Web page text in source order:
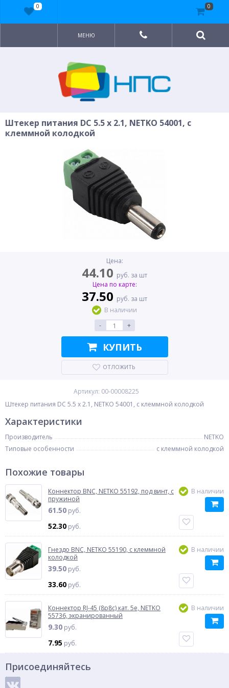
МЕНЮ
Штекер питания DC 5.5 x 2.1, NETKO 54001, с
клеммной колодкой
Цена:
44.10 руб. за шт
Цена по карте:
37.50 руб. за шт
В наличии
-
+
КУПИТЬ
ОТЛОЖИТЬ
Артикул: 00-00008225
Штекер питания DC 5.5 x 2.1, NETKO 54001, с клеммной колодкой
Характеристики
Производитель
NETKO
Типовые особенности
с клеммной колодкой
Похожие товары
Коннектор BNC, NETKO 55192, под винт, с
пружиной
61.50 руб.
52.30 руб.
В наличии
Гнездо BNC, NETKO 55190, с клеммной
колодкой
39.50 руб.
33.60 руб.
В наличии
Коннектор RJ-45 (8p8c) кат. 5e, NETKO
55736, экранированный
9.30 руб.
7.95 руб.
В наличии
Присоединяйтесь
0 0